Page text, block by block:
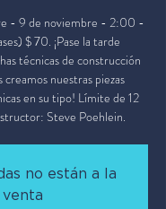
- 9 de noviembre - 2:00 -
$ 70. ¡Pase la tarde
técnicas de construcción
nuestras piezas
en su tipo! Límite de 12
Steve Poehlein.
no están a la
venta